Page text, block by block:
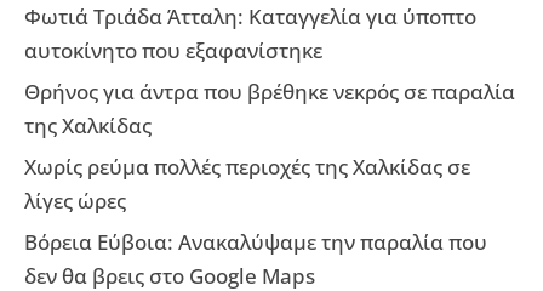
Φωτιά Τριάδα Άτταλη: Καταγγελία για ύποπτο
αυτοκίνητο που εξαφανίστηκε
Θρήνος για άντρα που βρέθηκε νεκρός σε παραλία
της Χαλκίδας
Χωρίς ρεύμα πολλές περιοχές της Χαλκίδας σε
λίγες ώρες
Βόρεια Εύβοια: Ανακαλύψαμε την παραλία που
δεν θα βρεις στο Google Maps